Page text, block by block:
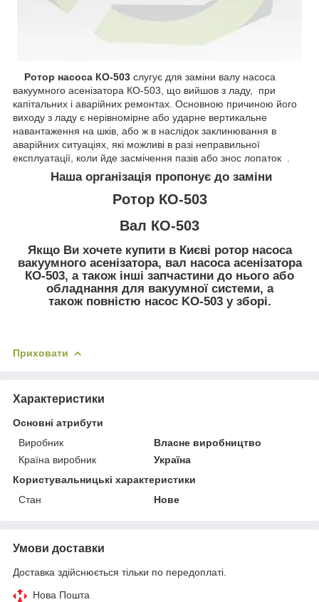
Ротор насоса КО-503 слугує для заміни валу насоса
вакуумного асенізатора КО-503, що вийшов з ладу, при
капітальних і аварійних ремонтах. Основною причиною його
виходу з ладу є нерівномірне або ударне вертикальне
навантаження на шків, або ж в наслідок заклинювання в
аварійних ситуаціях, які можливі в разі неправильної
експлуатації, коли йде засмічення пазів або знос лопаток .
Наша організація пропонує до заміни
Ротор КО-503
Вал КО-503
Якщо Ви хочете купити в Києві ротор насоса
вакуумного асенізатора, вал насоса асенізатора
КО-503, а також інші запчастини до нього або
обладнання для вакуумної системи, а
також повністю насос KO-503 у зборі.
Приховати
Характеристики
Основні атрибути
Виробник
Власне виробництво
Країна виробник
Україна
Користувальницькі характеристики
Стан
Нове
Умови доставки
Доставка здійснюється тільки по передоплаті.
Нова Пошта